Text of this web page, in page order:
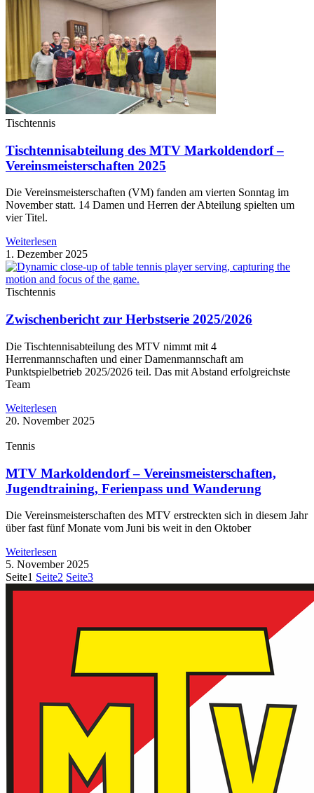
Tischtennis
Tischtennisabteilung des MTV Markoldendorf –
Vereinsmeisterschaften 2025
Die Vereinsmeisterschaften (VM) fanden am vierten Sonntag im
November statt. 14 Damen und Herren der Abteilung spielten um
vier Titel.
Weiterlesen
1. Dezember 2025
Tischtennis
Zwischenbericht zur Herbstserie 2025/2026
Die Tischtennisabteilung des MTV nimmt mit 4
Herrenmannschaften und einer Damenmannschaft am
Punktspielbetrieb 2025/2026 teil. Das mit Abstand erfolgreichste
Team
Weiterlesen
20. November 2025
Tennis
MTV Markoldendorf – Vereinsmeisterschaften,
Jugendtraining, Ferienpass und Wanderung
Die Vereinsmeisterschaften des MTV erstreckten sich in diesem Jahr
über fast fünf Monate vom Juni bis weit in den Oktober
Weiterlesen
5. November 2025
Seite1 Seite2 Seite3